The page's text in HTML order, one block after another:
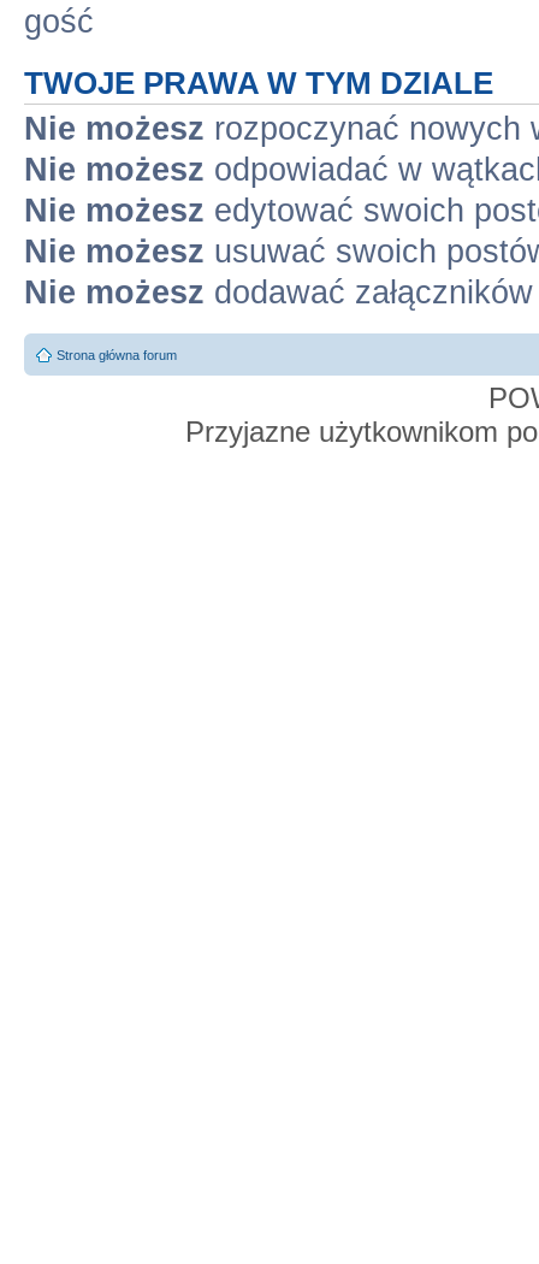
gość
TWOJE PRAWA W TYM DZIALE
Nie możesz rozpoczynać nowych
Nie możesz odpowiadać w
Nie możesz edytować swoich
Nie możesz usuwać swoich
Nie możesz dodawać załączników
Strona główna forum
Przyjazne użytkownikom